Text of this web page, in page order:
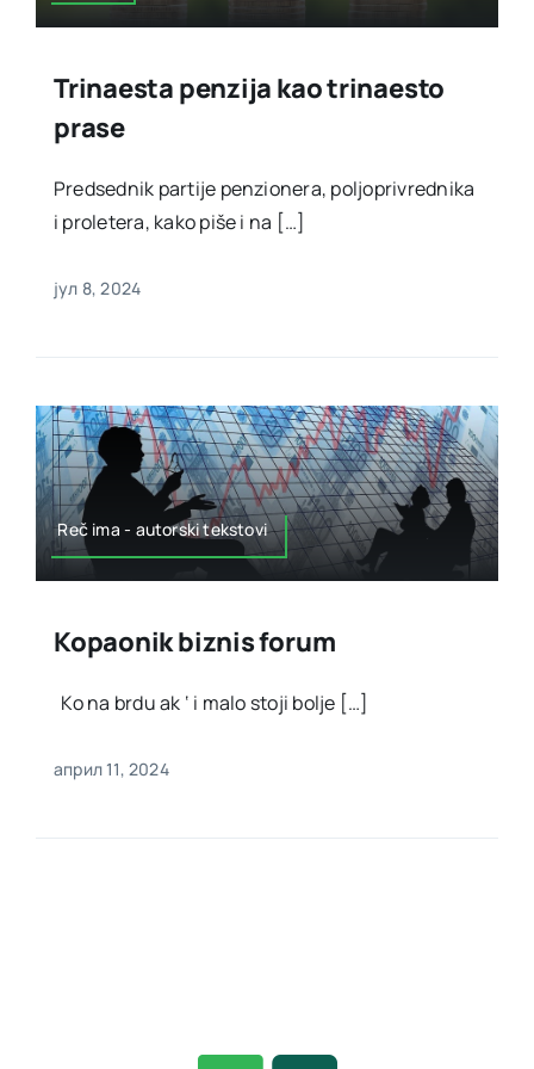
Trinaesta penzija kao trinaesto
prase
Predsednik partije penzionera, poljoprivrednika
i proletera, kako piše i na […]
јул 8, 2024
Reč ima - autorski tekstovi
Kopaonik biznis forum
Ko na brdu ak ‘ i malo stoji bolje […]
април 11, 2024